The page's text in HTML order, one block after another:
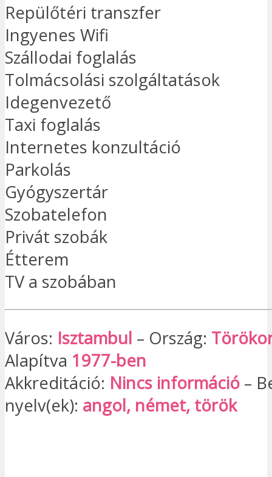
Repülőtéri transzfer
Ingyenes Wifi
Szállodai foglalás
Tolmácsolási szolgáltatások
Idegenvezető
Taxi foglalás
Internetes konzultáció
Parkolás
Gyógyszertár
Szobatelefon
Privát szobák
Étterem
TV a szobában
Város: Isztambul – Ország:
Alapítva 1977-ben
Akkreditáció: Nincs információ –
nyelv(ek): angol, német, török